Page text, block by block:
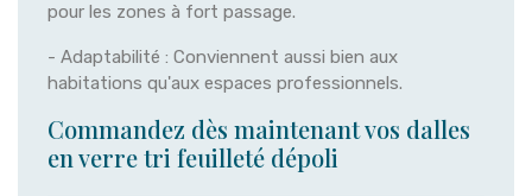
pour les zones à fort passage.
- Adaptabilité : Conviennent aussi bien aux
habitations qu'aux espaces professionnels.
Commandez dès maintenant vos dalles
en verre tri feuilleté dépoli